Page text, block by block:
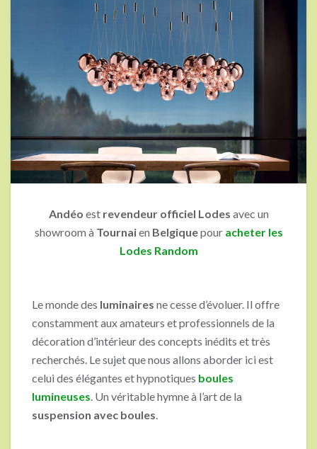
Andéo est revendeur officiel Lodes avec un
showroom à Tournaien Belgiquepour acheter les
Lodes Random
Le monde des luminaires ne cesse d’évoluer. Il offre
constamment aux amateurs et professionnels de la
décoration d’intérieur des concepts inédits et très
recherchés. Le sujet que nous allons aborder ici est
celui des élégantes et hypnotiques boules
lumineuses. Un véritable hymne à l’art de la
suspension avec boules.